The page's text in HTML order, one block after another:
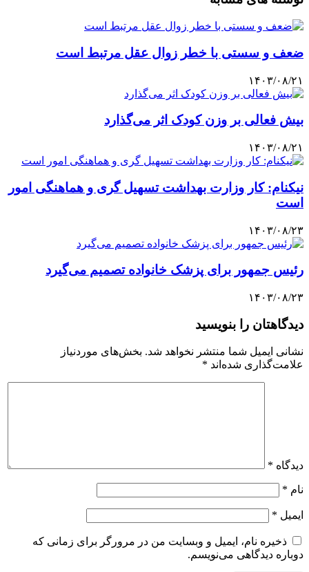
ضعف و سستی با خطر زوال عقل مرتبط است
۱۴۰۳/۰۸/۲۱
بیش فعالی بر وزن کودک اثر می‌گذارد
۱۴۰۳/۰۸/۲۱
نیکنام: کار وزارت بهداشت تسهیل گری و هماهنگی امور
است
۱۴۰۳/۰۸/۲۳
رئیس جمهور برای پزشک خانواده تصمیم می‌گیرد
۱۴۰۳/۰۸/۲۳
دیدگاهتان را بنویسید
نشانی ایمیل شما منتشر نخواهد شد. بخش‌های موردنیاز
علامت‌گذاری شده‌اند *
دیدگاه *
نام *
ایمیل *
ذخیره نام، ایمیل و وبسایت من در مرورگر برای زمانی که
دوباره دیدگاهی می‌نویسم.